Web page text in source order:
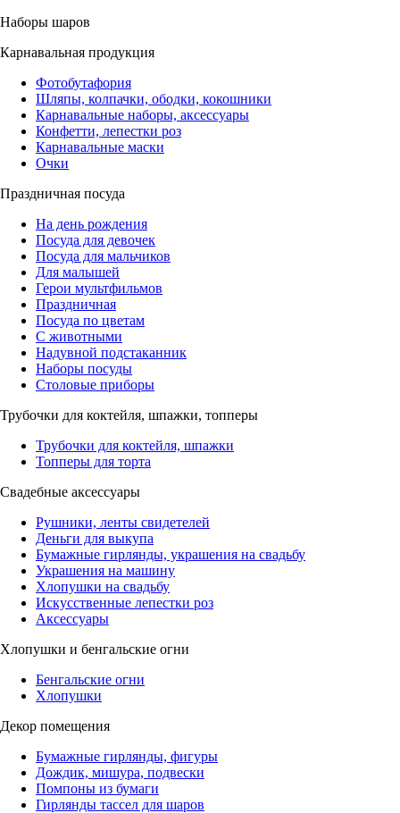
Наборы шаров
Карнавальная продукция
Фотобутафория
Шляпы, колпачки, ободки, кокошники
Карнавальные наборы, аксессуары
Конфетти, лепестки роз
Карнавальные маски
Очки
Праздничная посуда
На день рождения
Посуда для девочек
Посуда для мальчиков
Для малышей
Герои мультфильмов
Праздничная
Посуда по цветам
С животными
Надувной подстаканник
Наборы посуды
Столовые приборы
Трубочки для коктейля, шпажки, топперы
Трубочки для коктейля, шпажки
Топперы для торта
Свадебные аксессуары
Рушники, ленты свидетелей
Деньги для выкупа
Бумажные гирлянды, украшения на свадьбу
Украшения на машину
Хлопушки на свадьбу
Искусственные лепестки роз
Аксессуары
Хлопушки и бенгальские огни
Бенгальские огни
Хлопушки
Декор помещения
Бумажные гирлянды, фигуры
Дождик, мишура, подвески
Помпоны из бумаги
Гирлянды тассел для шаров